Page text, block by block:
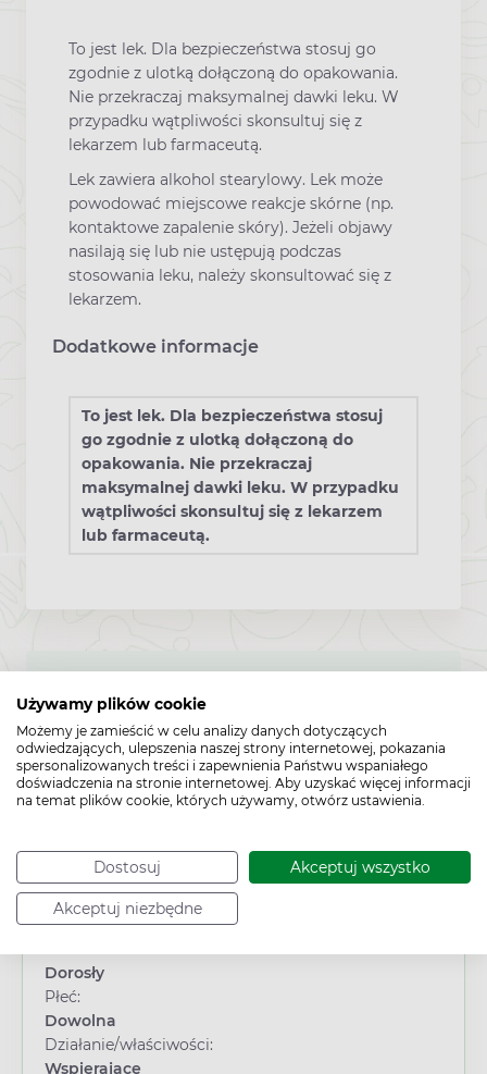
Używamy plików cookie
Możemy je zamieścić w celu analizy danych dotyczących
odwiedzających, ulepszenia naszej strony internetowej, pokazania
spersonalizowanych treści i zapewnienia Państwu wspaniałego
doświadczenia na stronie internetowej. Aby uzyskać więcej informacji
na temat plików cookie, których używamy, otwórz ustawienia.
Dostosuj Akceptuj wszystko
Akceptuj niezbędne
To jest lek. Dla bezpieczeństwa stosuj go
zgodnie z ulotką dołączoną do opakowania.
Nie przekraczaj maksymalnej dawki leku. W
przypadku wątpliwości skonsultuj się z
lekarzem lub farmaceutą.
Lek zawiera alkohol stearylowy. Lek może
powodować miejscowe reakcje skórne (np.
kontaktowe zapalenie skóry). Jeżeli objawy
nasilają się lub nie ustępują podczas
stosowania leku, należy skonsultować się z
lekarzem.
Dodatkowe informacje
To jest lek. Dla bezpieczeństwa stosuj
go zgodnie z ulotką dołączoną do
opakowania. Nie przekraczaj
maksymalnej dawki leku. W przypadku
wątpliwości skonsultuj się z lekarzem
lub farmaceutą.
dołączoną do opakowania. Nie przekraczaj maksymalnej
dawki leku. W przypadku wątpliwości skonsultuj się z
lekarzem lub farmaceutą.
Cechy produktu
Typ produktu:
Lek bez recepty
Dorosły
Płeć:
Dowolna
Działanie/właściwości:
Wspierające